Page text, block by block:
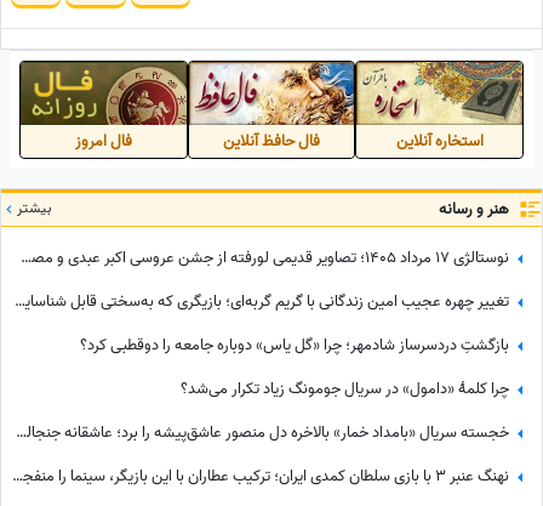
استخاره آنلاین فال حافظ آنلاین فال امروز
هنر و رسانه بیشتر
نوستالژی 17 مرداد 1405؛ تصاویر قدیمی لورفته از جشن عروسی اکبر عبدی و مصی خانوم در مرداد 1365
تغییر چهره عجیب امین زندگانی با گریم گربه‌ای؛ بازیگری که به‌سختی قابل شناسایی است! + عکس
بازگشتِ دردسرساز شادمهر؛ چرا «گل یاس» دوباره جامعه را دو‌قطبی کرد؟
چرا کلمۀ «دامول» در سریال جومونگ زیاد تکرار می‌شد؟
خجسته سریال «بامداد خمار» بالاخره دل منصور عاشق‌پیشه را برد؛ عاشقانه جنجالی عموزاده‌های چشم‌رنگی که ارزش دیدن داره
نهنگ عنبر 3 با بازی سلطان کمدی ایران؛ ترکیب عطاران با این بازیگر، سینما را منفجر می‌کند / جایگزین مهناز افشار کیست؟